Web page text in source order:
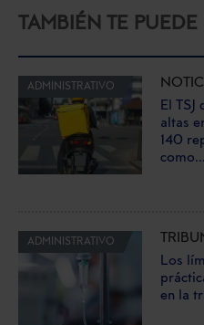
TAMBIÉN TE PUEDE
ADMINISTRATIVO
El
altas
140
como...
ADMINISTRATIVO
Los
en la